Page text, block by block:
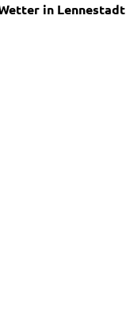
in Lennestadt